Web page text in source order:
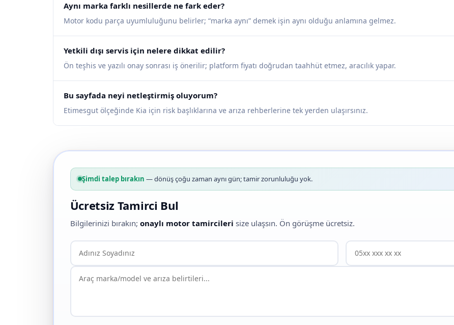
Aynı marka farklı nesillerde ne fark eder?
Motor kodu parça uyumluluğunu belirler; “marka aynı” demek işin aynı olduğu anlamına gelmez.
Yetkili dışı servis için nelere dikkat edilir?
Ön teşhis ve yazılı onay sonrası iş önerilir; platform fiyatı doğrudan taahhüt etmez, aracılık yapar.
Bu sayfada neyi netleştirmiş oluyorum?
Etimesgut ölçeğinde Kia için risk başlıklarına ve arıza rehberlerine tek yerden ulaşırsınız.
Şimdi talep bırakın — dönüş çoğu zaman aynı gün; tamir zorunluluğu yok.
Ücretsiz Tamirci Bul
Bilgilerinizi bırakın; onaylı motor tamircileri size ulaşsın. Ön görüşme ücretsiz.